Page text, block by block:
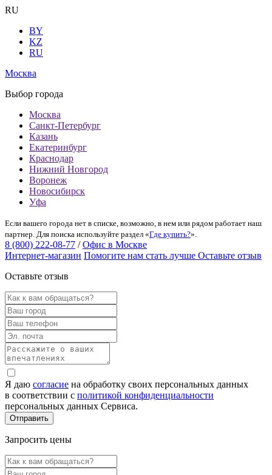
RU
BY
KZ
RU
Москва
Выбор города
Москва
Санкт-Петербург
Казань
Екатеринбург
Краснодар
Нижний Новгород
Воронеж
Новосибирск
Уфа
Если вашего города нет в списке, возможно, в нем или рядом работает наш
партнер. Для поиска используйте раздел «Где купить?».
8 (800) 222-08-77 / Офис в Москве
Интернет-магазин Помогите нам стать лучше Оставьте отзыв
Оставьте отзыв
Я даю согласие на обработку своих персональных данных
в соответствии с политикой конфиденциальности
персональных данных Сервиса.
Запросить цены